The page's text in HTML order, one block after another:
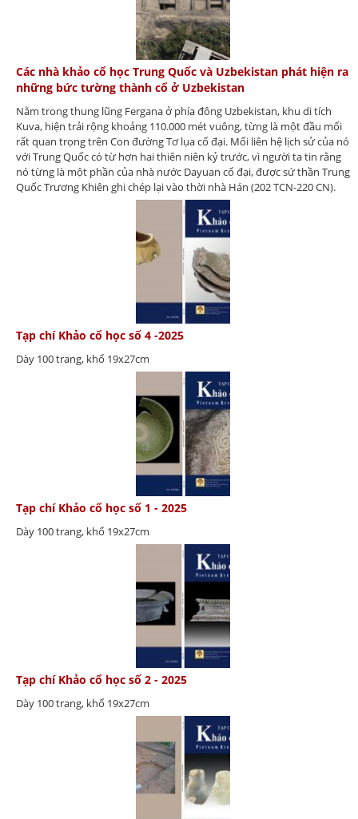
Các nhà khảo cổ học Trung Quốc và Uzbekistan phát hiện ra
những bức tường thành cổ ở Uzbekistan
Nằm trong thung lũng Fergana ở phía đông Uzbekistan, khu di tích
Kuva, hiện trải rộng khoảng 110.000 mét vuông, từng là một đầu mối
rất quan trọng trên Con đường Tơ lụa cổ đại. Mối liên hệ lịch sử của nó
với Trung Quốc có từ hơn hai thiên niên kỷ trước, vì người ta tin rằng
nó từng là một phần của nhà nước Dayuan cổ đại, được sứ thần Trung
Quốc Trương Khiên ghi chép lại vào thời nhà Hán (202 TCN-220 CN).
Tạp chí Khảo cổ học số 4 -2025
Dày 100 trang, khổ 19x27cm
Tạp chí Khảo cổ học số 1 - 2025
Dày 100 trang, khổ 19x27cm
Tạp chí Khảo cổ học số 2 - 2025
Dày 100 trang, khổ 19x27cm